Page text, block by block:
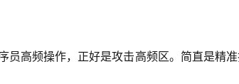
员高频操作，正好是攻击高频区。简直是精